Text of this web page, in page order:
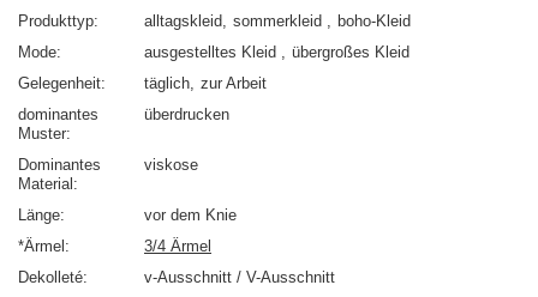
Produkttyp
alltagskleid sommerkleid
boho-Kleid
Mode
ausgestelltes Kleid
übergroßes Kleid
Gelegenheit
täglich zur Arbeit
dominantes
Muster
überdrucken
Dominantes
Material
viskose
Länge
vor dem Knie
*Ärmel
3/4 Ärmel
Dekolleté
v-Ausschnitt / V-Ausschnitt